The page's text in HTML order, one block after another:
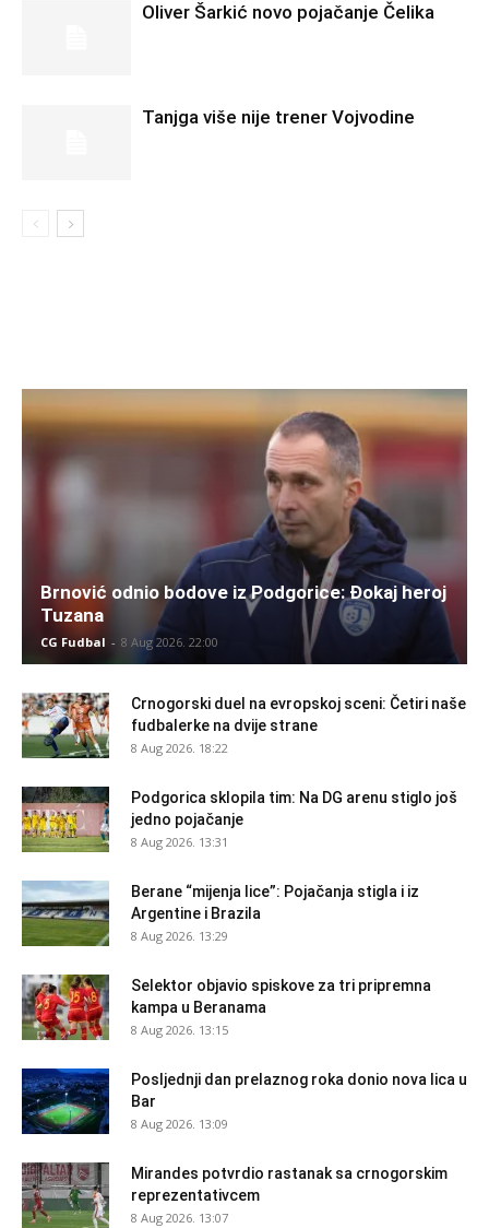
Oliver Šarkić novo pojačanje Čelika
Tanjga više nije trener Vojvodine
Brnović odnio bodove iz Podgorice: Đokaj heroj
Tuzana
CG Fudbal - 8 Aug 2026. 22:00
Crnogorski duel na evropskoj sceni: Četiri naše
fudbalerke na dvije strane
8 Aug 2026. 18:22
Podgorica sklopila tim: Na DG arenu stiglo još
jedno pojačanje
8 Aug 2026. 13:31
Berane “mijenja lice”: Pojačanja stigla i iz
Argentine i Brazila
8 Aug 2026. 13:29
Selektor objavio spiskove za tri pripremna
kampa u Beranama
8 Aug 2026. 13:15
Posljednji dan prelaznog roka donio nova lica u
Bar
8 Aug 2026. 13:09
Mirandes potvrdio rastanak sa crnogorskim
reprezentativcem
8 Aug 2026. 13:07